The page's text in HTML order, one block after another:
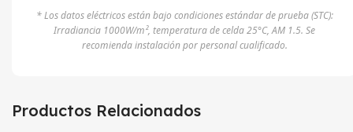
* Los datos eléctricos están bajo condiciones estándar de prueba (STC):
Irradiancia 1000W/m², temperatura de celda 25°C, AM 1.5. Se
recomienda instalación por personal cualificado.
Productos Relacionados